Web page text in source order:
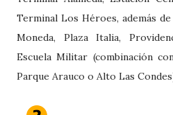
Terminal Los Héroes, además
Moneda, Plaza Italia,
Escuela Militar (combinación
Parque Arauco o Alto Las